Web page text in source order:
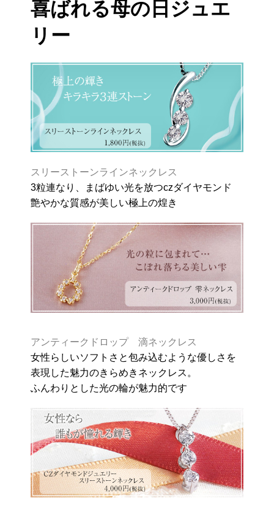
喜ばれる母の日ジュエ
リー
スリーストーンラインネックレス
3粒連なり、まばゆい光を放つczダイヤモンド
艶やかな質感が美しい極上の煌き
アンティークドロップ 滴ネックレス
女性らしいソフトさと包み込むような優しさを
表現した魅力のきらめきネックレス。
ふんわりとした光の輪が魅力的です